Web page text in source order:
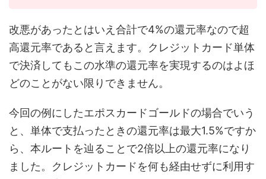
改悪があったとはいえ合計で4%の還元率なので超
高還元率であると言えます。クレジットカード単体
で決済してもこの水準の還元率を実現するのはよほ
どのことがない限りできません。
今回の例にしたエポスカードゴールドの場合でいう
と、単体で支払ったときの還元率は最大1.5%ですか
ら、本ルートを辿ることで2倍以上の還元率になり
ました。クレジットカードを何も経由せずに利用す